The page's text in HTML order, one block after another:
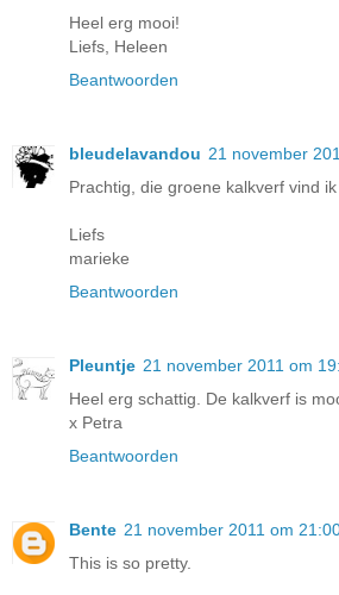
Heel erg mooi!
Liefs, Heleen
Beantwoorden
bleudelavandou 21 november
Prachtig, die groene kalkverf vind ik
Liefs
marieke
Beantwoorden
Pleuntje 21 november 2011 om
Heel erg schattig. De kalkverf is
x Petra
Beantwoorden
Bente 21 november 2011 om
This is so pretty.